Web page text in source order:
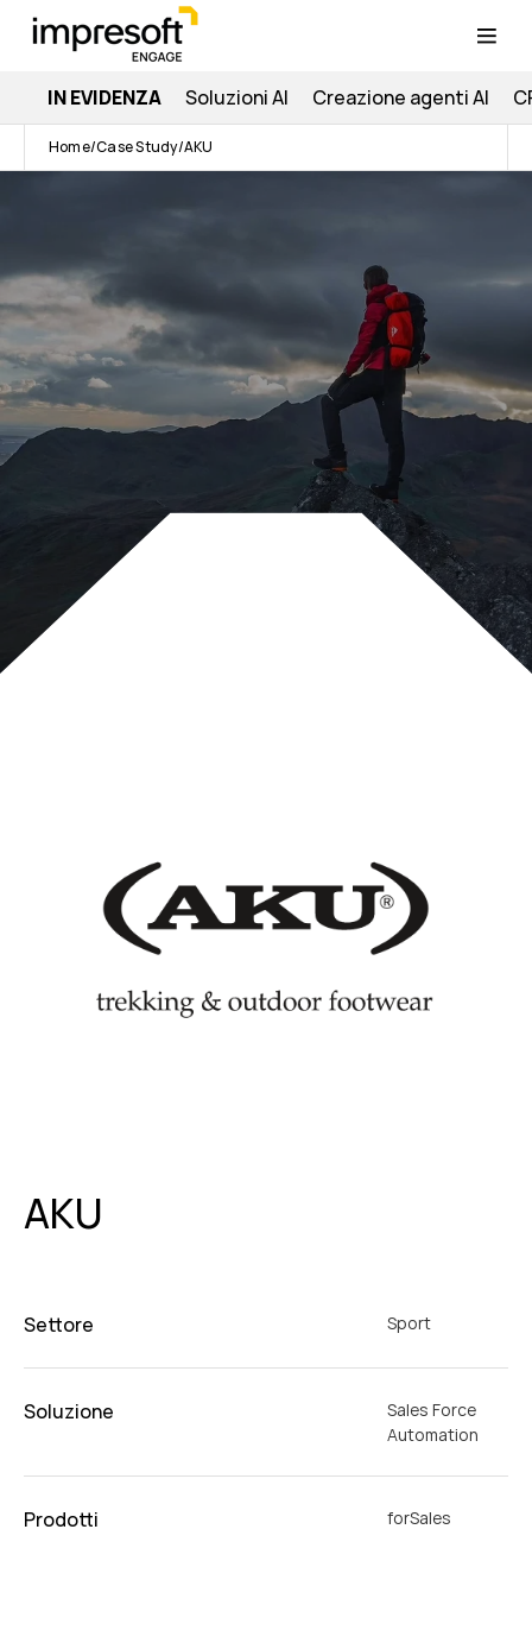
IN EVIDENZA Soluzioni AI Creazione agenti AI
Home Case Study AKU
AKU
Settore Sport
Soluzione
Sales Force
Automation
Prodotti forSales